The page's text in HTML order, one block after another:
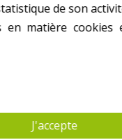
de son
en matière cookies
J'accepte